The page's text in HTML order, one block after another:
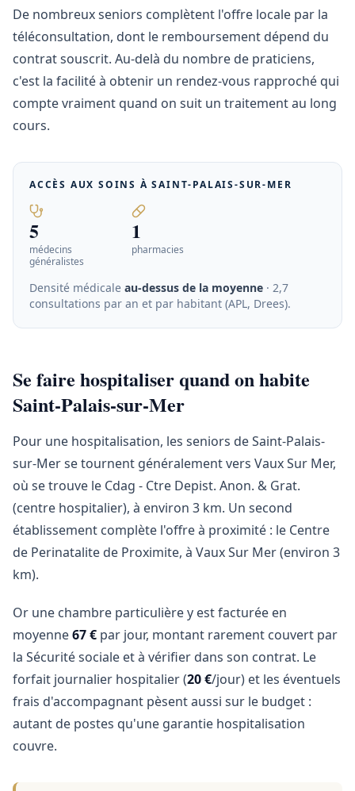
De nombreux seniors complètent l'offre locale par la
téléconsultation, dont le remboursement dépend du
contrat souscrit. Au-delà du nombre de praticiens,
c'est la facilité à obtenir un rendez-vous rapproché qui
compte vraiment quand on suit un traitement au long
cours.
ACCÈS AUX SOINS ÀSAINT-PALAIS-SUR-MER
5
médecins
généralistes
1
pharmacies
Densité médicale au-dessus de la moyenne · 2,7
consultations par an et par habitant (APL, Drees).
Se faire hospitaliser quand on habite
Saint-Palais-sur-Mer
Pour une hospitalisation, les seniors de Saint-Palais-
sur-Mer se tournent généralement vers Vaux Sur Mer,
où se trouve le Cdag - Ctre Depist. Anon. & Grat.
(centre hospitalier), à environ 3 km. Un second
établissement complète l'offre à proximité : le Centre
de Perinatalite de Proximite, à Vaux Sur Mer (environ 3
km).
Or une chambre particulière y est facturée en
moyenne67 € par jour, montant rarement couvert par
la Sécurité sociale et à vérifier dans son contrat. Le
forfait journalier hospitalier (20 €/jour) et les éventuels
frais d'accompagnant pèsent aussi sur le budget :
autant de postes qu'une garantie hospitalisation
couvre.